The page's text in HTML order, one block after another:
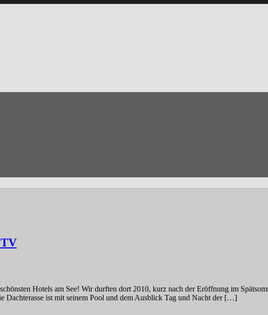
Hotels am See! Wir durften dort 2010, kurz nach der Eröffnung im
ist mit seinem Pool und dem Ausblick Tag und Nacht der […]